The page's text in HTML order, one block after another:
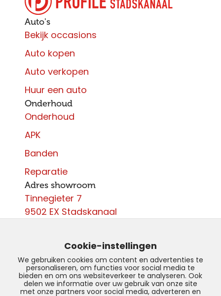
Auto's
Bekijk occasions
Auto kopen
Auto verkopen
Huur een auto
Onderhoud
Onderhoud
APK
Banden
Reparatie
Adres showroom
Tinnegieter 7
9502 EX Stadskanaal
info@autoparcours.nl
Over ons
Vacatures
Cookie-instellingen
We gebruiken cookies om content en advertenties te
personaliseren, om functies voor social media te
bieden en om ons websiteverkeer te analyseren. Ook
delen we informatie over uw gebruik van onze site
met onze partners voor social media, adverteren en